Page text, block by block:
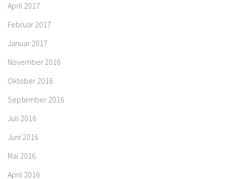
April 2017
Februar 2017
Januar 2017
November 2016
Oktober 2016
September 2016
Juli 2016
Juni 2016
Mai 2016
April 2016